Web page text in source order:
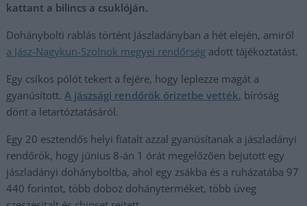
kattant a bilincs a csuklóján.
Dohánybolti rablás történt Jászladányban a hét elején, amiről
a Jász-Nagykun-Szolnok megyei rendőrség adott tájékoztatást.
Egy csíkos pólót tekert a fejére, hogy leplezze magát a
gyanúsított.A jászsági rendőrök őrizetbe vették, bíróság
dönt a letartóztatásáról.
Egy 20 esztendős helyi fiatalt azzal gyanúsítanak a jászladányi
rendőrök, hogy június 8-án 1 órát megelőzően bejutott egy
jászladányi dohányboltba, ahol egy zsákba és a ruházatába 97
440 forintot, több doboz dohányterméket, több üveg